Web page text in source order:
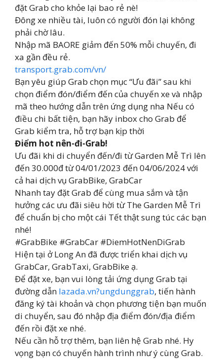
đặt Grab cho khỏe lại bao rẻ nè!
Đông xe nhiều tài, luôn có người đón lại không
phải chờ lâu.
Nhập mã BAORE giảm đến 50% mỗi chuyến, đi
xa gần đều rẻ.
transport.grab.com/vn/
Bạn yêu giúp Grab chọn mục “Ưu đãi” sau khi
chọn điểm đón/điểm đến của chuyến xe và nhập
mã theo hướng dẫn trên ứng dụng nha Nếu có
điều chi bất tiện, bạn hãy inbox cho Grab để
Grab kiểm tra, hỗ trợ bạn kịp thời
Điểm hot nên-đi-Grab!
Ưu đãi khi di chuyển đến/đi từ Garden Mễ Trì lên
đến 30.000đ từ 04/01/2023 đến 04/06/2024 với
cả hai dịch vụ GrabBike, GrabCar
Nhanh tay đặt Grab để cùng mua sắm và tận
hưởng các ưu đãi siêu hời từ The Garden Mễ Trì
để chuẩn bị cho một cái Tết thật sung túc các bạn
nhé!
#GrabBike #GrabCar #DiemHotNenDiGrab
Hiện tại ở Long An đã được triển khai dịch vụ
GrabCar, GrabTaxi, GrabBike ạ.
Để đặt xe, bạn vui lòng tải ứng dụng Grab tại
đường dẫn lazada.vn?ungdunggrab, tiến hành
đăng ký tài khoản và chọn phương tiện bạn muốn
di chuyển, sau đó nhập địa điểm đón/địa điểm
đến rồi đặt xe nhé.
Nếu cần hỗ trợ thêm, bạn liên hệ Grab nhé. Hy
vọng bạn có chuyến hành trình như ý cùng Grab.